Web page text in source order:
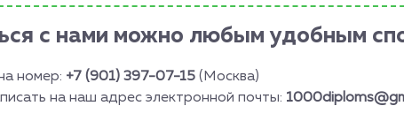
с нами можно любым удобным
номер: +7 (901) 397-07-15 (Москва)
на наш адрес электронной почты: